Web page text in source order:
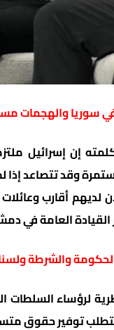
سوريا والهجمات
إن إسرائيل
وقد تتصاعد إذا
أقارب
العامة في
والشرطة ولسنا
لرؤساء السلطات
توفير حقوق